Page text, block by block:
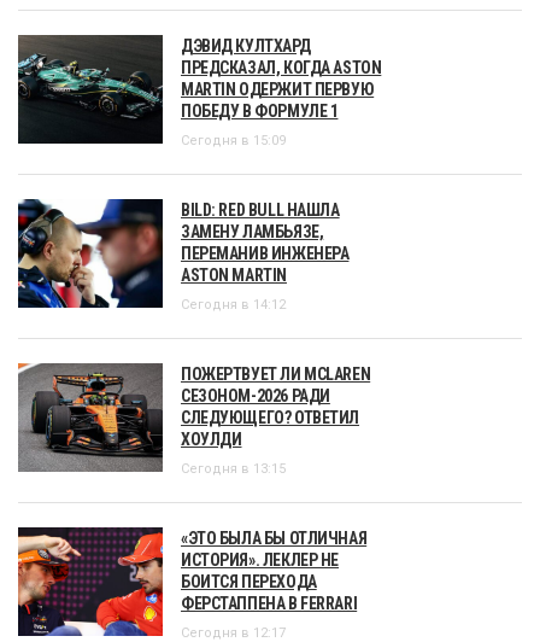
ДЭВИД КУЛТХАРД
ПРЕДСКАЗАЛ, КОГДА ASTON
MARTIN ОДЕРЖИТ ПЕРВУЮ
ПОБЕДУ В ФОРМУЛЕ 1
Сегодня в 15:09
BILD: RED BULL НАШЛА
ЗАМЕНУ ЛАМБЬЯЗЕ,
ПЕРЕМАНИВ ИНЖЕНЕРА
ASTON MARTIN
Сегодня в 14:12
ПОЖЕРТВУЕТ ЛИ MCLAREN
СЕЗОНОМ-2026 РАДИ
СЛЕДУЮЩЕГО? ОТВЕТИЛ
ХОУЛДИ
Сегодня в 13:15
«ЭТО БЫЛА БЫ ОТЛИЧНАЯ
ИСТОРИЯ». ЛЕКЛЕР НЕ
БОИТСЯ ПЕРЕХОДА
ФЕРСТАППЕНА В FERRARI
Сегодня в 12:17